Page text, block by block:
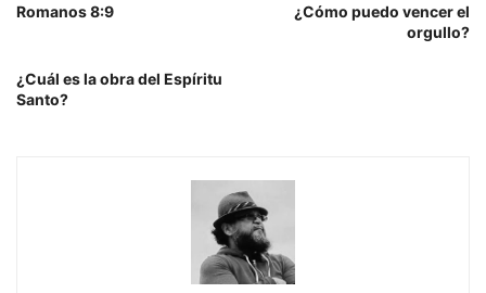
Romanos 8:9
¿Cuál es la obra del Espíritu
Santo?
¿Cómo puedo vencer el
orgullo?